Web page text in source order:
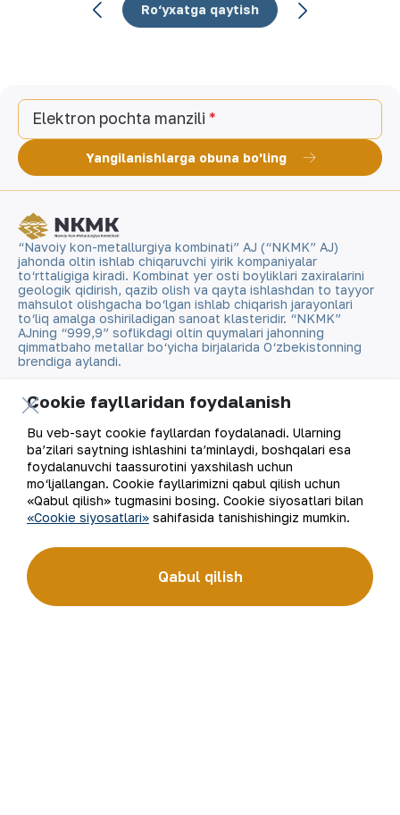
Ro‘yxatga qaytish
Elektron pochta manzili
Yangilanishlarga obuna bo'ling
“Navoiy kon-metallurgiya kombinati” AJ (“NKMK” AJ)
jahonda oltin ishlab chiqaruvchi yirik kompaniyalar
to‘rttaligiga kiradi. Kombinat yer osti boyliklari zaxiralarini
geologik qidirish, qazib olish va qayta ishlashdan to tayyor
mahsulot olishgacha bo‘lgan ishlab chiqarish jarayonlari
to‘liq amalga oshiriladigan sanoat klasteridir. “NKMK”
AJning “999,9” soflikdagi oltin quymalari jahonning
qimmatbaho metallar bo‘yicha birjalarida O‘zbekistonning
brendiga aylandi.
Kompaniya haqida
Bizning faoliyatimiz
Barqaror rivojlanish
Investorlarga
Matbout xizmati
Aloqalar
Sayt xaritasi
Foydalanish shartlari
Cookie fayllaridan
foydalanish
Cookie fayllaridan foydalanish
Bu veb-sayt cookie fayllardan foydalanadi. Ularning
ba’zilari saytning ishlashini ta’minlaydi, boshqalari esa
foydalanuvchi taassurotini yaxshilash uchun
mo‘ljallangan. Cookie fayllarimizni qabul qilish uchun
«Qabul qilish» tugmasini bosing. Cookie siyosatlari bilan
«Cookie siyosatlari» sahifasida tanishishingiz mumkin.
Qabul qilish